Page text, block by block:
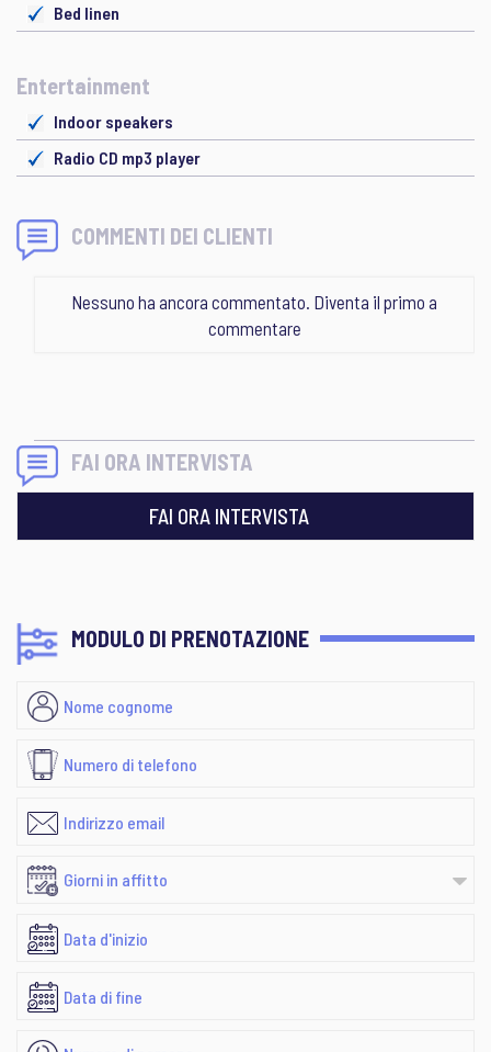
Bed linen
Entertainment
Indoor speakers
Radio CD mp3 player
COMMENTI DEI CLIENTI
Nessuno ha ancora commentato. Diventa il primo a
commentare
FAI ORA INTERVISTA
FAI ORA INTERVISTA
MODULO DI PRENOTAZIONE